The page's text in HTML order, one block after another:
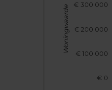
€ 0
€ 100.000
€ 200.000
€ 300.000
Woningwaarde